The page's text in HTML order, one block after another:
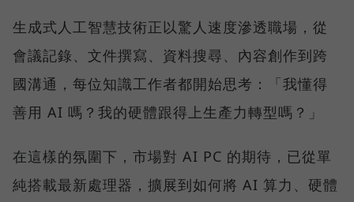
生成式人工智慧技術正以驚人速度滲透職場，從
會議記錄、文件撰寫、資料搜尋、內容創作到跨
國溝通，每位知識工作者都開始思考：「我懂得
善用 AI 嗎？我的硬體跟得上生產力轉型嗎？」
在這樣的氛圍下，市場對 AI PC 的期待，已從單
純搭載最新處理器，擴展到如何將 AI 算力、硬體